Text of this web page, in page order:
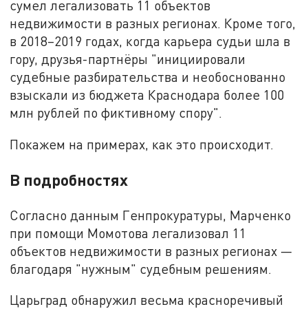
сумел легализовать 11 объектов
недвижимости в разных регионах. Кроме того,
в 2018–2019 годах, когда карьера судьи шла в
гору, друзья-партнёры "инициировали
судебные разбирательства и необоснованно
взыскали из бюджета Краснодара более 100
млн рублей по фиктивному спору".
Покажем на примерах, как это происходит.
В подробностях
Согласно данным Генпрокуратуры, Марченко
при помощи Момотова легализовал 11
объектов недвижимости в разных регионах —
благодаря "нужным" судебным решениям.
Царьград обнаружил весьма красноречивый